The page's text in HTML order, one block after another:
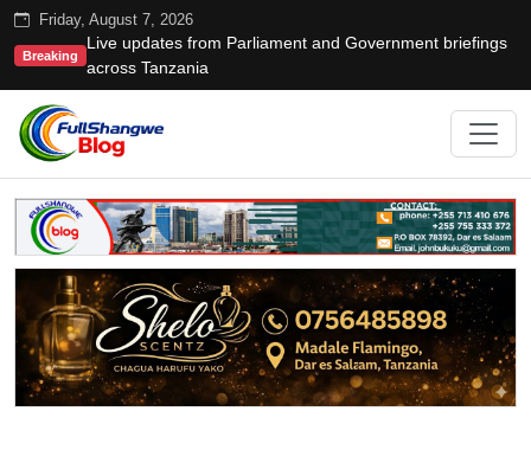
Friday, August 7, 2026
Breaking
Live updates from Parliament and Government briefings
across Tanzania